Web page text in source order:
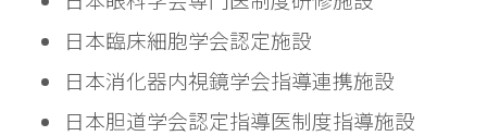
日本臨床細胞学会認定施設
日本消化器内視鏡学会指導連携施設
日本胆道学会認定指導医制度指導施設